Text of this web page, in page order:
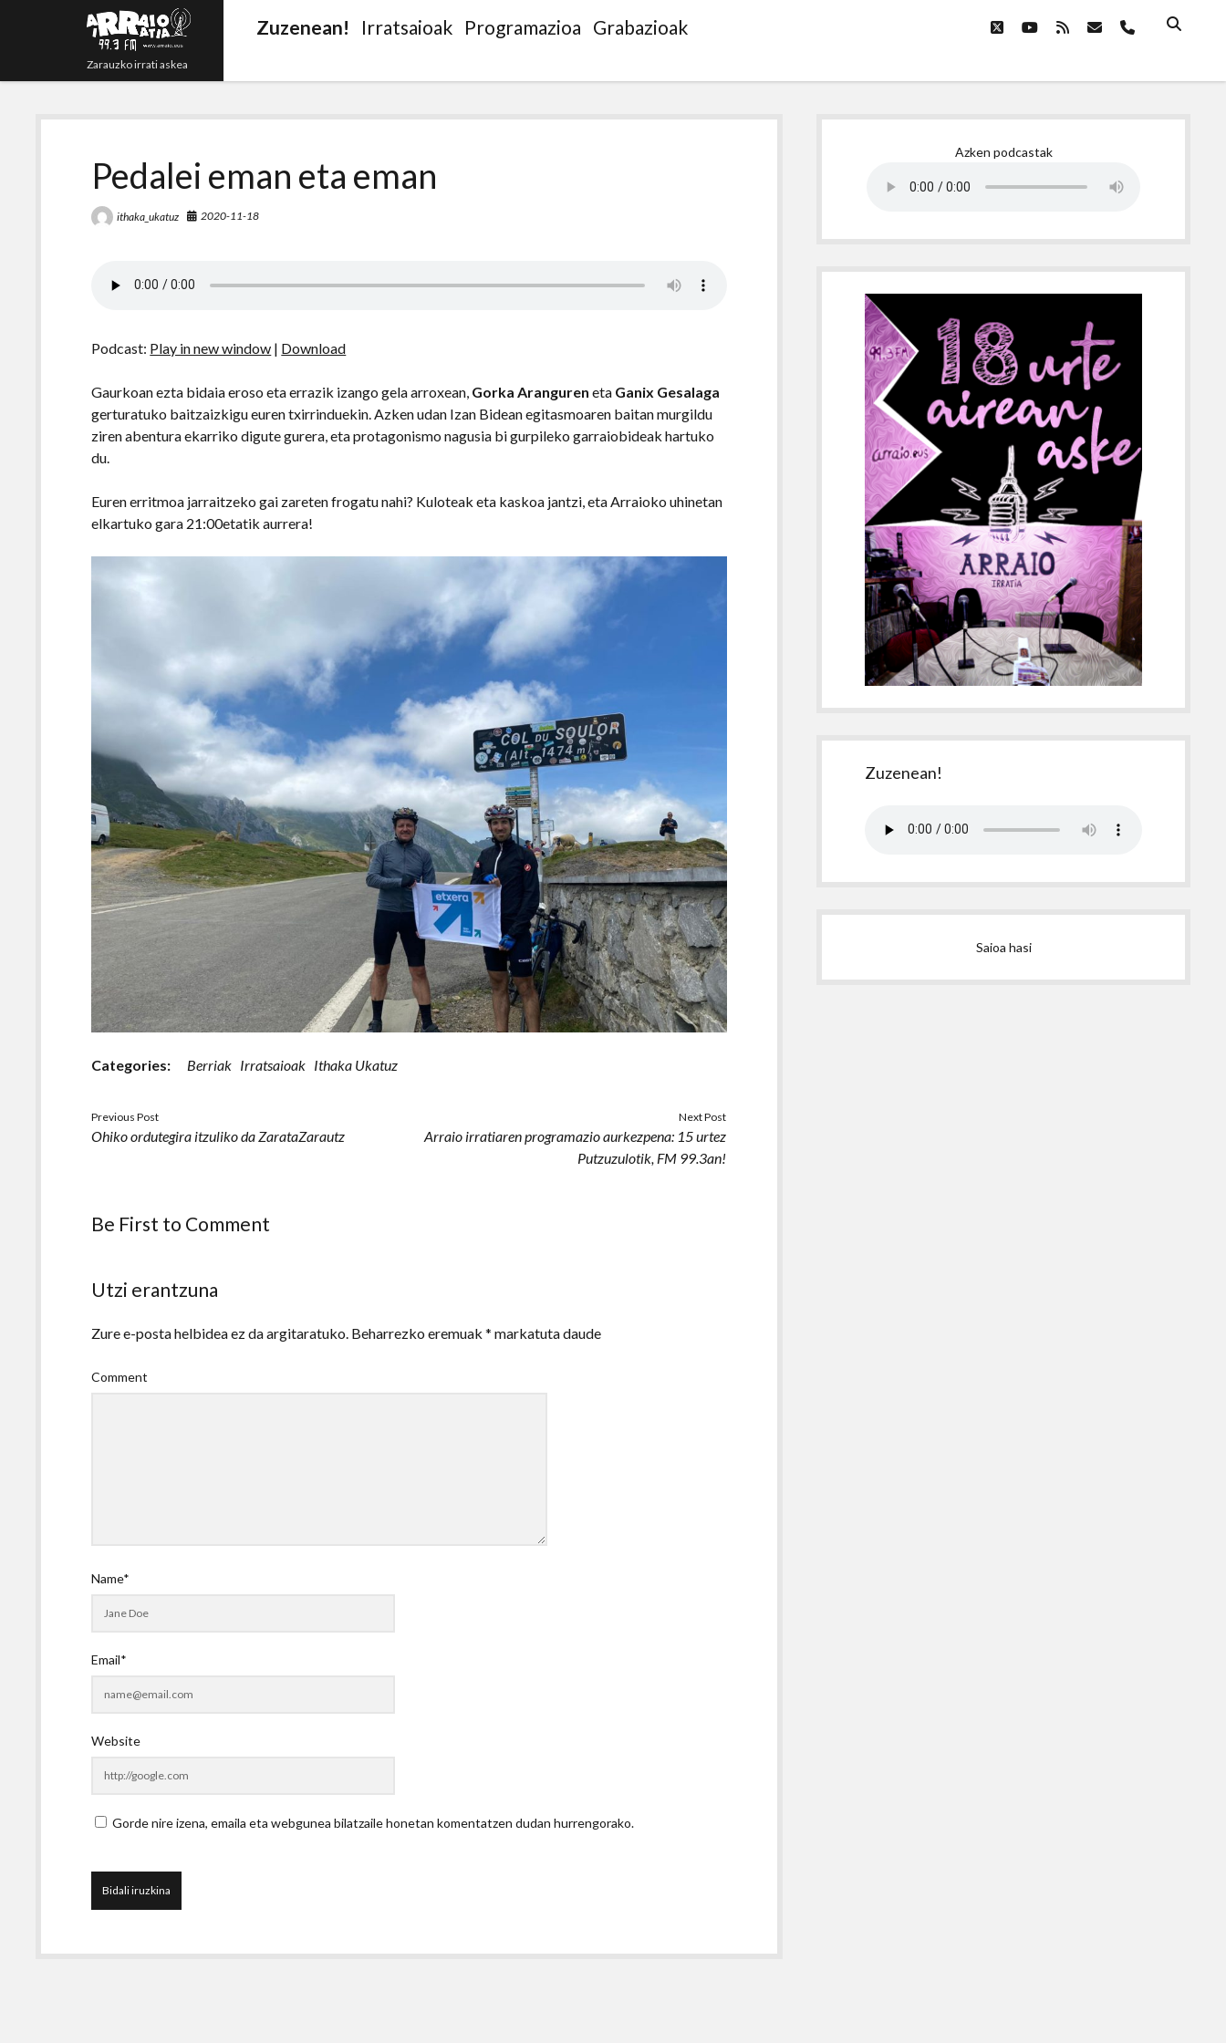
Zarauzko irrati askea
Zuzenean! Irratsaioak Programazioa Grabazioak twitteryoutube
rss emailphone
Pedalei eman eta eman
ithaka_ukatuz 2020-11-18
Podcast: Play in new window | Download
Gaurkoan ezta bidaia eroso eta errazik izango gela arroxean, Gorka Aranguren eta Ganix Gesalaga
gerturatuko baitzaizkigu euren txirrinduekin. Azken udan Izan Bidean egitasmoaren baitan murgildu
ziren abentura ekarriko digute gurera, eta protagonismo nagusia bi gurpileko garraiobideak hartuko
du.
Euren erritmoa jarraitzeko gai zareten frogatu nahi? Kuloteak eta kaskoa jantzi, eta Arraioko uhinetan
elkartuko gara 21:00etatik aurrera!
Categories: Berriak Irratsaioak Ithaka Ukatuz
Previous Post
Ohiko ordutegira itzuliko da ZarataZarautz
Next Post
Arraio irratiaren programazio aurkezpena: 15 urtez
Putzuzulotik, FM 99.3an!
Be First to Comment
Utzi erantzuna
Zure e-posta helbidea ez da argitaratuko. Beharrezko eremuak* markatuta daude
Comment
Name*
Email*
Website
Gorde nire izena, emaila eta webgunea bilatzaile honetan komentatzen dudan hurrengorako.
Azken podcastak
Zuzenean!
Saioa hasi